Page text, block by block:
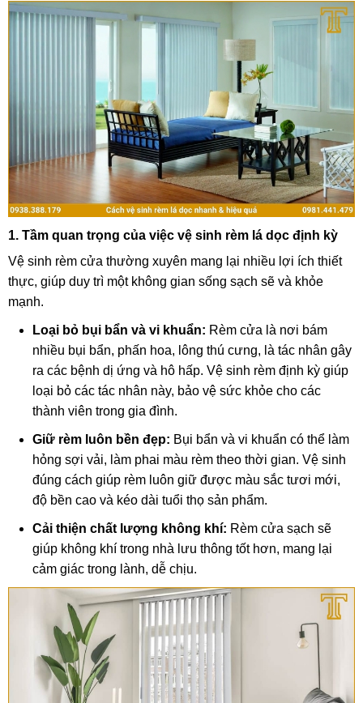
1. Tầm quan trọng của việc vệ sinh rèm lá dọc định kỳ
Vệ sinh rèm cửa thường xuyên mang lại nhiều lợi ích thiết
thực, giúp duy trì một không gian sống sạch sẽ và khỏe
mạnh.
Loại bỏ bụi bẩn và vi khuẩn: Rèm cửa là nơi bám
nhiều bụi bẩn, phấn hoa, lông thú cưng, là tác nhân gây
ra các bệnh dị ứng và hô hấp. Vệ sinh rèm định kỳ giúp
loại bỏ các tác nhân này, bảo vệ sức khỏe cho các
thành viên trong gia đình.
Giữ rèm luôn bền đẹp: Bụi bẩn và vi khuẩn có thể làm
hỏng sợi vải, làm phai màu rèm theo thời gian. Vệ sinh
đúng cách giúp rèm luôn giữ được màu sắc tươi mới,
độ bền cao và kéo dài tuổi thọ sản phẩm.
Cải thiện chất lượng không khí: Rèm cửa sạch sẽ
giúp không khí trong nhà lưu thông tốt hơn, mang lại
cảm giác trong lành, dễ chịu.